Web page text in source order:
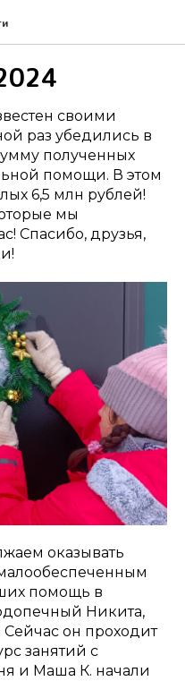
своими
раз убедились в
полученных
помощи. В этом
6,5 млн рублей!
мы
Спасибо, друзья,
оказывать
помощь в
Никита,
он проходит
занятий с
и Маша К. начали